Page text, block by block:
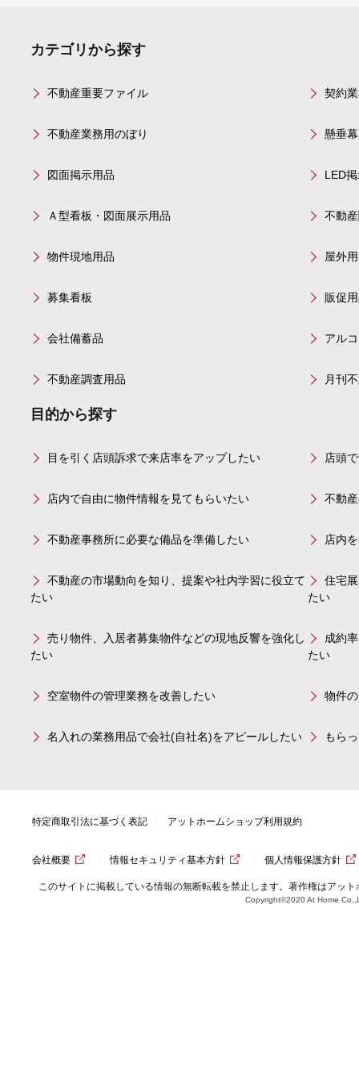
カテゴリから探す
不動産重要ファイル 契約
不動産業務用のぼり 懸垂
図面掲示用品 LED
Ａ型看板・図面展示用品 不動
物件現地用品 屋外
募集看板 販促
会社備蓄品 アル
不動産調査用品 月刊
目的から探す
目を引く店頭訴求で来店率をアップしたい 店頭
店内で自由に物件情報を見てもらいたい 不動
不動産事務所に必要な備品を準備したい 店内
不動産の市場動向を知り、提案や社内学習に役立て
たい
住宅
たい
売り物件、入居者募集物件などの現地反響を強化し
たい
成約
たい
空室物件の管理業務を改善したい 物件
名入れの業務用品で会社(自社名)をアピールしたい もら
特定商取引法に基づく表記 アットホームショップ利用規約
会社概要 情報セキュリティ基本方針 個人情報保護方針
このサイトに掲載している情報の無断転載を禁止します。著作権はアッ
Copyright©2020 At Home